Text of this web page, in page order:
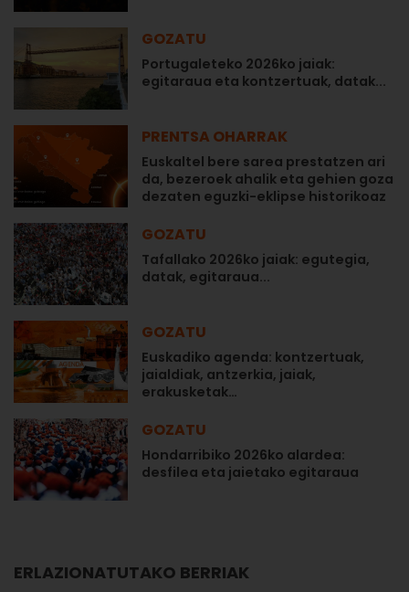
GOZATU
Portugaleteko 2026ko jaiak:
egitaraua eta kontzertuak, datak...
PRENTSA OHARRAK
Euskaltel bere sarea prestatzen ari
da, bezeroek ahalik eta gehien goza
dezaten eguzki-eklipse historikoaz
GOZATU
Tafallako 2026ko jaiak: egutegia,
datak, egitaraua...
GOZATU
Euskadiko agenda: kontzertuak,
jaialdiak, antzerkia, jaiak,
erakusketak…
GOZATU
Hondarribiko 2026ko alardea:
desfilea eta jaietako egitaraua
ERLAZIONATUTAKO BERRIAK